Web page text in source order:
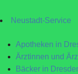
Neustadt-Service
Apotheken in
Ärztinnen und
Bäcker in